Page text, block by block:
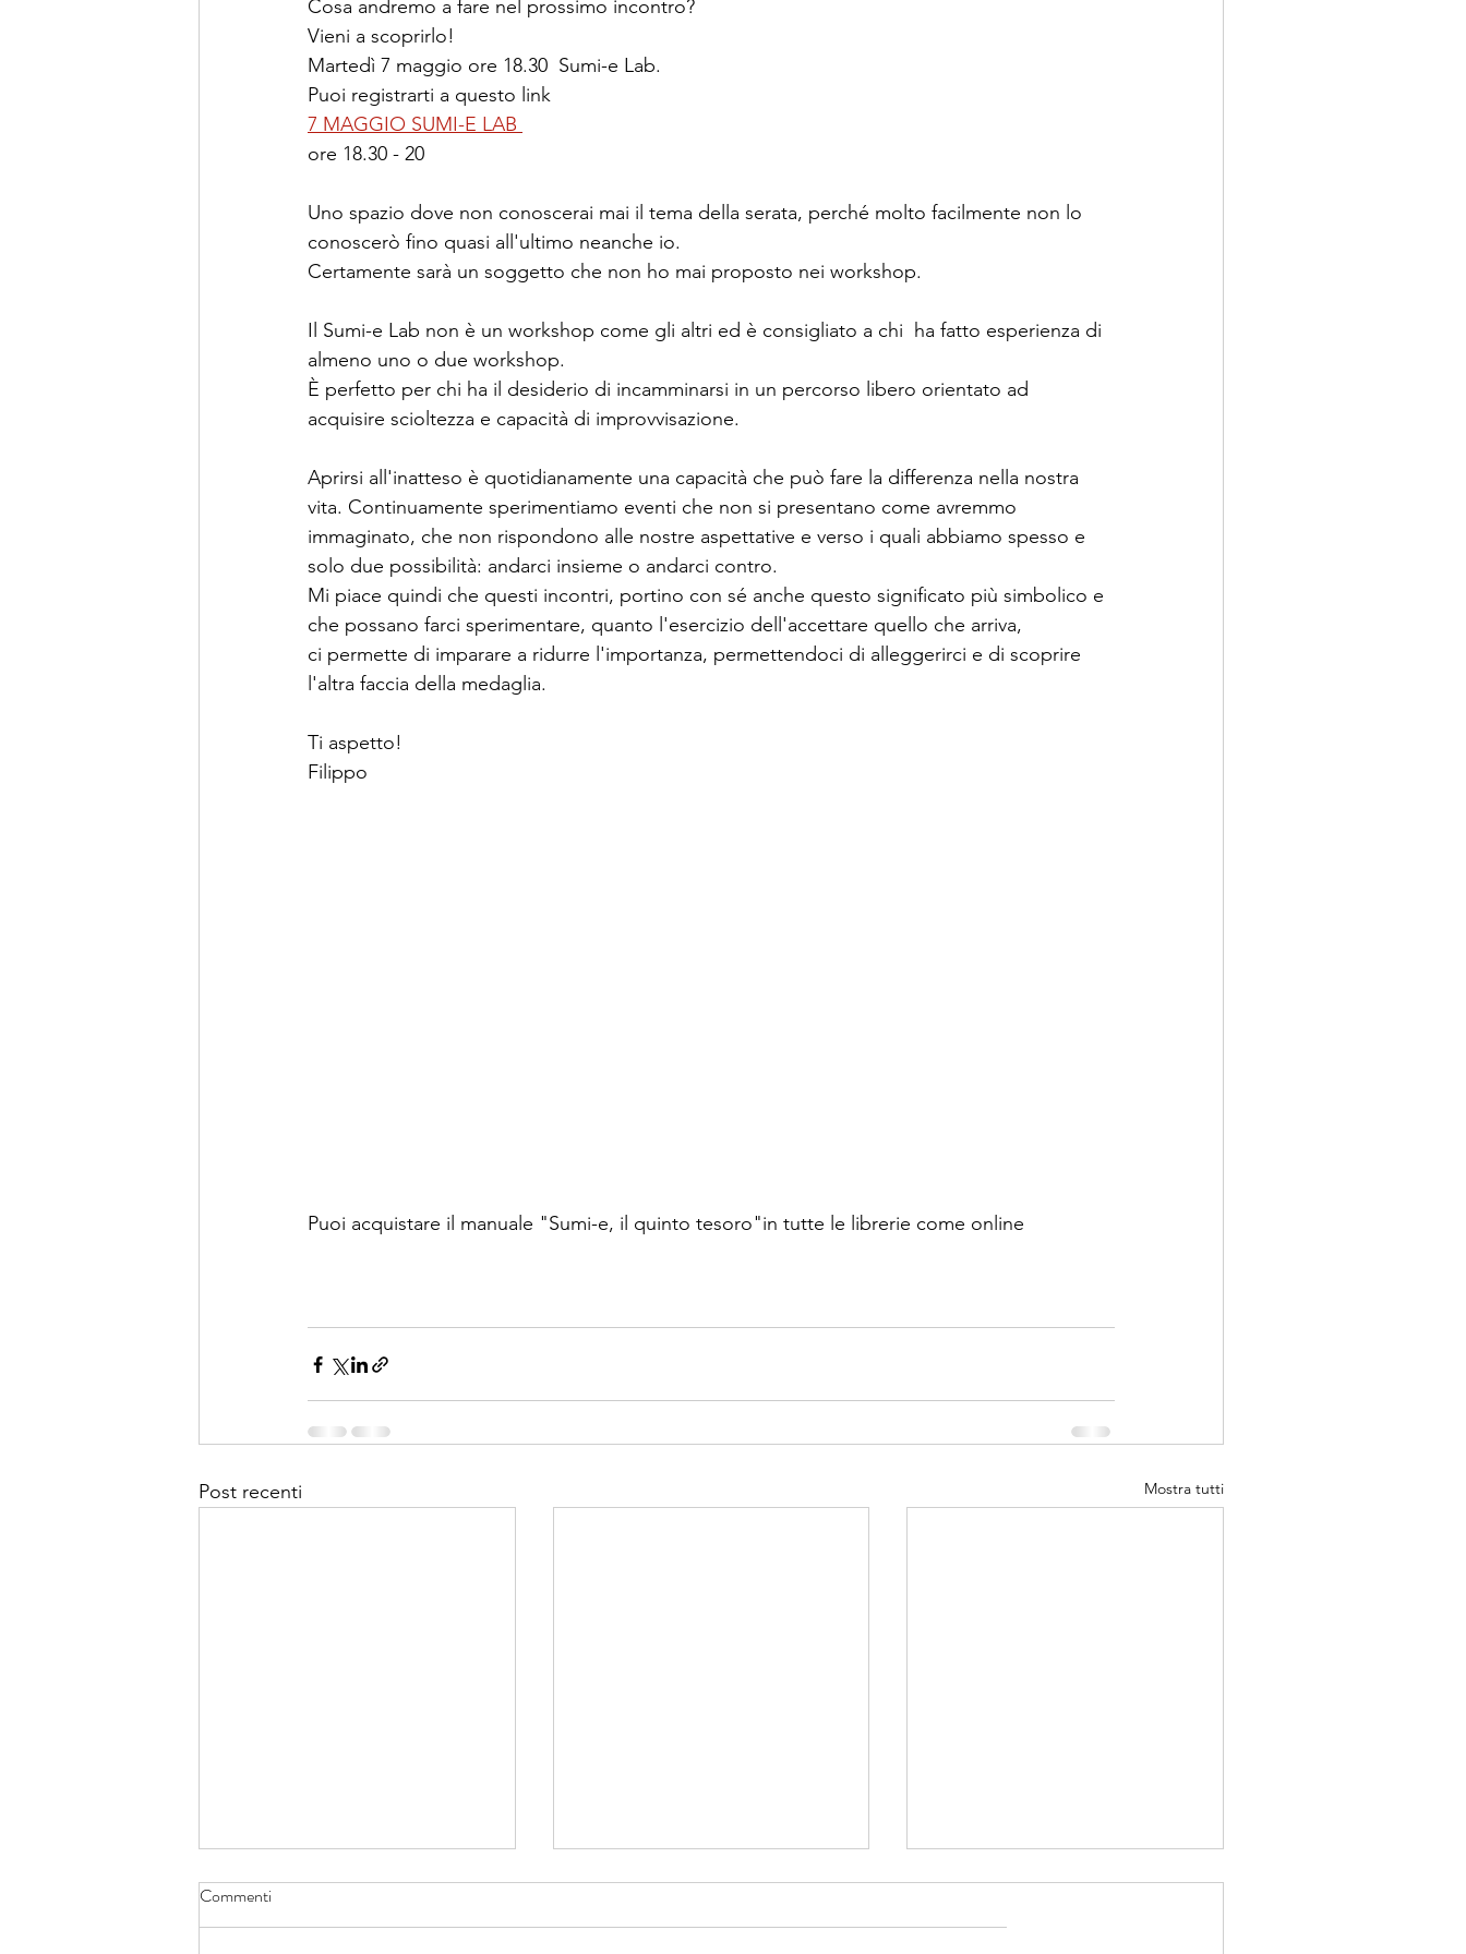
Cosa andremo a fare nel prossimo incontro?
Vieni a scoprirlo!
Martedì 7 maggio ore 18.30  Sumi-e Lab.
Puoi registrarti a questo link
7 MAGGIO SUMI-E LAB
ore 18.30 - 20
Uno spazio dove non conoscerai mai il tema della serata, perché molto facilmente non lo
conoscerò fino quasi all'ultimo neanche io.
Certamente sarà un soggetto che non ho mai proposto nei workshop.
Il Sumi-e Lab non è un workshop come gli altri ed è consigliato a chi  ha fatto esperienza di
almeno uno o due workshop.
È perfetto per chi ha il desiderio di incamminarsi in un percorso libero orientato ad
acquisire scioltezza e capacità di improvvisazione.
Aprirsi all'inatteso è quotidianamente una capacità che può fare la differenza nella nostra
vita. Continuamente sperimentiamo eventi che non si presentano come avremmo
immaginato, che non rispondono alle nostre aspettative e verso i quali abbiamo spesso e
solo due possibilità: andarci insieme o andarci contro.
Mi piace quindi che questi incontri, portino con sé anche questo significato più simbolico e
che possano farci sperimentare, quanto l'esercizio dell'accettare quello che arriva,
ci permette di imparare a ridurre l'importanza, permettendoci di alleggerirci e di scoprire
l'altra faccia della medaglia.
Ti aspetto!
Filippo
Puoi acquistare il manuale "Sumi-e, il quinto tesoro"in tutte le librerie come online
Post recenti Mostra tutti
Commenti